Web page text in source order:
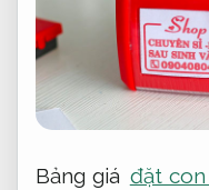
Bảng giá đặt